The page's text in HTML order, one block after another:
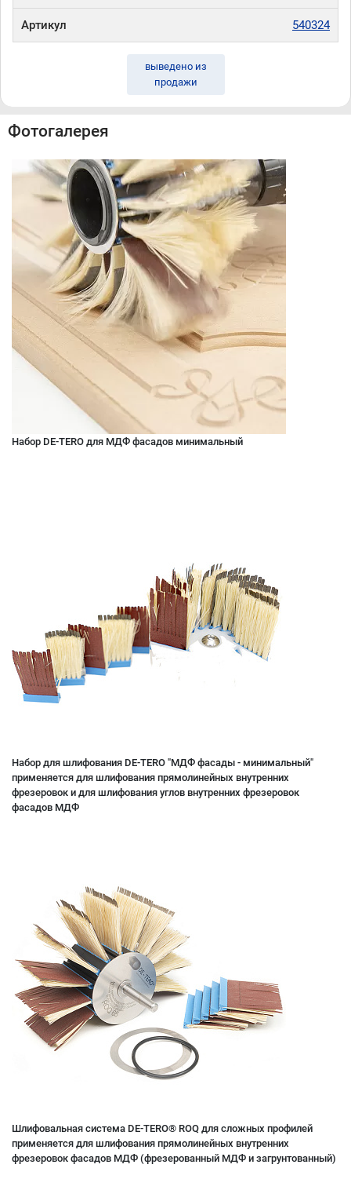
Артикул 540324
выведено из
продажи
Фотогалерея
Набор DE-TERO для МДФ фасадов минимальный
Набор для шлифования DE-TERO "МДФ фасады - минимальный"
применяется для шлифования прямолинейных внутренних
фрезеровок и для шлифования углов внутренних фрезеровок
фасадов МДФ
Шлифовальная система DE-TERO® ROQ для сложных профилей
применяется для шлифования прямолинейных внутренних
фрезеровок фасадов МДФ (фрезерованный МДФ и загрунтованный)